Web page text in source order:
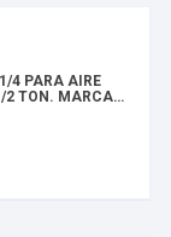
4 PARA AIRE
2 TON. MARCA